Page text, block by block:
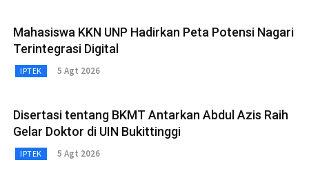
Mahasiswa KKN UNP Hadirkan Peta Potensi Nagari
Terintegrasi Digital
IPTEK 5 Agt 2026
Disertasi tentang BKMT Antarkan Abdul Azis Raih
Gelar Doktor di UIN Bukittinggi
IPTEK 5 Agt 2026